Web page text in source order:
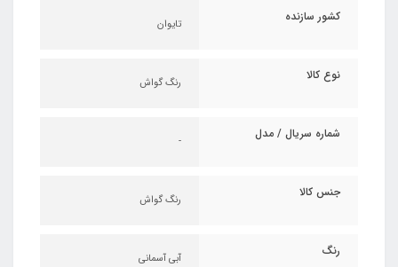
کشور سازنده تایوان
نوع کالا رنگ گواش
شماره سریال / مدل -
جنس کالا رنگ گواش
رنگ آبی آسمانی